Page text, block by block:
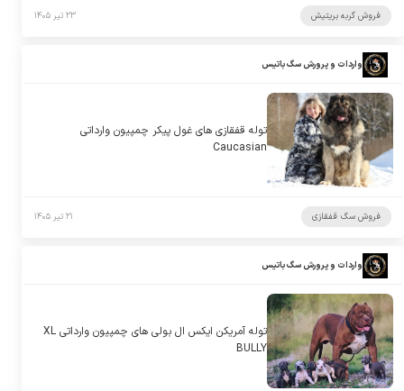
فروش گربه بریتیش ۲۳ تیر ۱۴۰۵
واردات و پرورش سگ باتیس
توله قفقازی های غول پیکر چمپیون وارداتی
Caucasian
فروش سگ قفقازی ۲۱ تیر ۱۴۰۵
واردات و پرورش سگ باتیس
توله آمریکن ایکس ال بولی های چمپیون وارداتی XL
BULLY